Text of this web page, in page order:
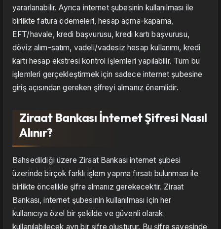
yararlanabilir. Ayrıca internet şubesinin kullanılması ile
birlikte fatura ödemeleri, hesap açma-kapama,
EFT/havale, kredi başvurusu, kredi kartı başvurusu,
döviz alım-satım, vadeli/vadesiz hesap kullanımı, kredi
kartı hesap ekstresi kontrol işlemleri yapılabilir. Tüm bu
işlemleri gerçekleştirmek için sadece internet şubesine
giriş açısından gereken şifreyi almanız önemlidir.
Ziraat Bankası İnternet Şifresi Nasıl
Alınır?
Bahsedildiği üzere Ziraat Bankası internet şubesi
üzerinde birçok farklı işlem yapma fırsatı bulunması ile
birlikte öncelikle şifre almanız gerekecektir. Ziraat
Bankası, internet şubesinin kullanılması için her
kullanıcıya özel bir şekilde ve güvenli olarak
kullanılabilecek ayrı bir şifre oluşturur. Bu şifre sayesinde